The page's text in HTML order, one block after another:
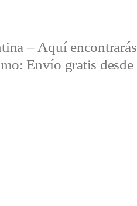
– Aquí encontrarás
Envío gratis desde